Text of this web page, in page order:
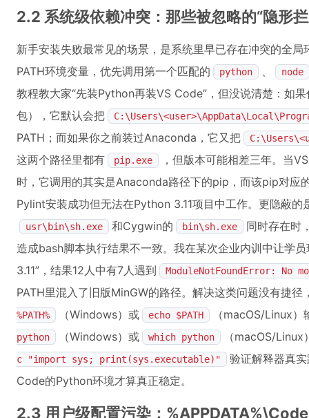
2.2 系统级依赖冲突：那些被忽略的“隐形
新手安装失败最常见的场景，是系统里早已存在冲突的全
PATH环境变量，优先调用第一个匹配的
python 、 node
教程教大家“先装Python再装VS Code”，但没说清楚：如
包），它默认会把
PATH；而如果你之前装过Anaconda，它又把
这两个路径里都有 pip.exe
，但版本可能相差三年。当
时，它调用的其实是Anaconda路径下的pip，而该pip对
Pylint安装成功但无法在Python 3.11项目中工作。更隐蔽
usr\bin\sh.exe 和Cygwin的 bin\sh.exe
同时存在时
造成bash脚本执行结果不一致。我在某次企业内训中让学
3.11”，结果12人中有7人遇到
ModuleNotFoundError: No
PATH里混入了旧版MinGW的路径。解决这类问题没有捷径
%PATH% （Windows）或 echo $PATH （macOS/Linux
python （Windows）或 which python （macOS/
c "import sys; print(sys.executable)"
验证解释器真
Code的Python环境才算真正稳定。
2.3 用户级配置污染：